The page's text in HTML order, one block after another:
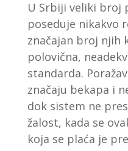
U Srbiji veliki broj
poseduje nikakvo
značajan broj njih
polovična,
standarda.
značaju bekapa i
dok sistem ne
žalost, kada se
koja se plaća je